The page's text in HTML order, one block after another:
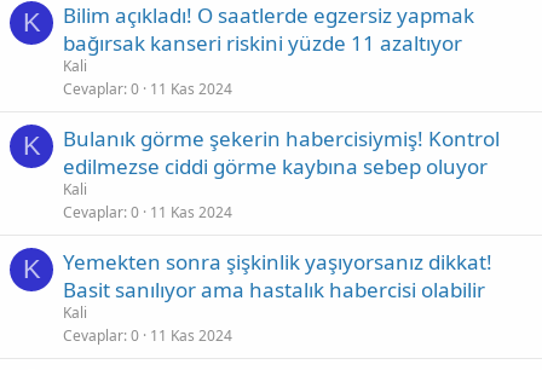
K
Bilim açıkladı! O saatlerde egzersiz yapmak
bağırsak kanseri riskini yüzde 11 azaltıyor
Kali
Cevaplar 0 11 Kas 2024
K
Bulanık görme şekerin habercisiymiş! Kontrol
edilmezse ciddi görme kaybına sebep oluyor
Kali
Cevaplar 0 11 Kas 2024
K
Yemekten sonra şişkinlik yaşıyorsanız dikkat!
Basit sanılıyor ama hastalık habercisi olabilir
Kali
Cevaplar 0 11 Kas 2024